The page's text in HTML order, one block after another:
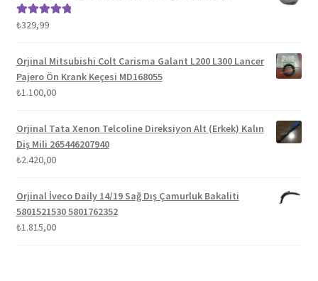
₺1.100,00.
5 üzerinden
₺329,99
Orjinal Mitsubishi Colt Carisma Galant L200 L300 Lancer
Pajero Ön Krank Keçesi MD168055
₺1.100,00
Orjinal Tata Xenon Telcoline Direksiyon Alt (Erkek) Kalın
Diş Mili 265446207940
₺2.420,00
Orjinal İveco Daily 14/19 Sağ Dış Çamurluk Bakaliti
5801521530 5801762352
₺1.815,00